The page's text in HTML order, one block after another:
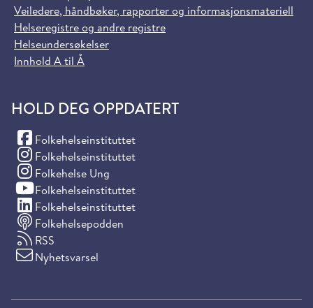
Veiledere, håndbøker, rapporter og informasjonsmateriell
Helseregistre og andre registre
Helseundersøkelser
Innhold A til Å
HOLD DEG OPPDATERT
Folkehelseinstituttet
(Facebook)
Folkehelseinstituttet
(Instagram)
Folkehelse Ung
(Instagram)
Folkehelseinstituttet
(YouTube)
Folkehelseinstituttet
(LinkedIn)
Folkehelsepodden
RSS
Nyhetsvarsel